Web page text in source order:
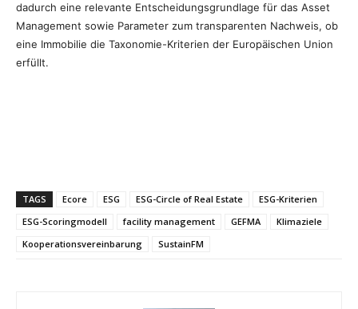
dadurch eine relevante Entscheidungsgrundlage für das Asset
Management sowie Parameter zum transparenten Nachweis, ob
eine Immobilie die Taxonomie-Kriterien der Europäischen Union
erfüllt.
TAGS Ecore ESG ESG-Circle of Real Estate
ESG-Kriterien
ESG-Scoringmodell
facility management GEFMA
Klimaziele
Kooperationsvereinbarung
SustainFM